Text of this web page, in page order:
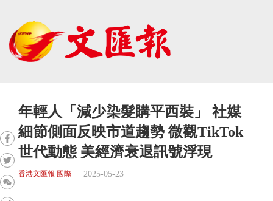
年輕人「減少染髮購平西裝」 社媒
細節側面反映市道趨勢 微觀TikTok
世代動態 美經濟衰退訊號浮現
香港文匯報 國際 2025-05-23